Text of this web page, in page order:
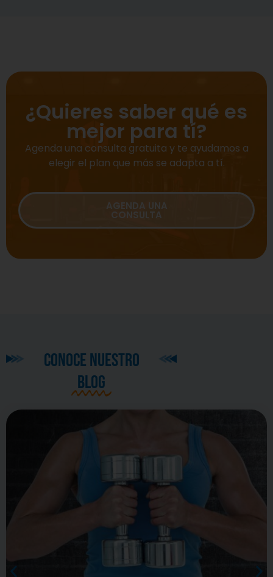
Agenda una consulta gratuita y te ayudamos a
elegir el plan que más se adapta a tí.
AGENDA UNA
CONSULTA
¿Quieres saber qué es
mejor para tí?
CONOCE NUESTRO
BLOG